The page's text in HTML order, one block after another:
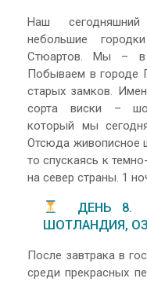
Наш
небольшие
Стюартов. Мы – в
Побываем в городе
старых замков.
сорта виски –
который мы
Отсюда живописное
то спускаясь к
на север страны. 1
ДЕНЬ 8.
ШОТЛАНДИЯ,
После завтрака в
среди прекрасных